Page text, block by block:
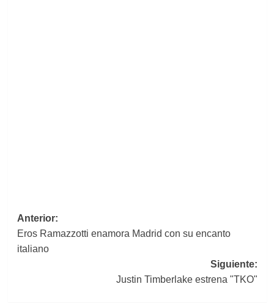
Navegación
de
Anterior:
Eros Ramazzotti enamora Madrid con su encanto
italiano
Siguiente:
Justin Timberlake estrena "TKO"